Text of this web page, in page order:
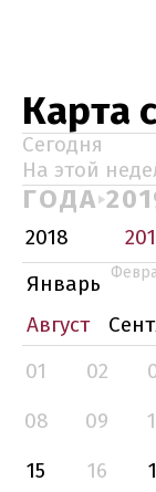
Карта
Сегодня
На этой
ГОДА
2018
Январь
Август
01
02
08
09
15
16